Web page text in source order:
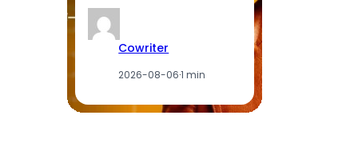
Cowriter
2026-08-06·1 min